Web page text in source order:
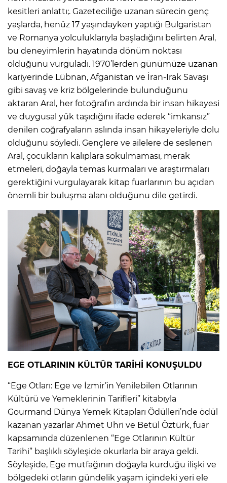
kesitleri anlattı;. Gazeteciliğe uzanan sürecin genç
yaşlarda, henüz 17 yaşındayken yaptığı Bulgaristan
ve Romanya yolculuklarıyla başladığını belirten Aral,
bu deneyimlerin hayatında dönüm noktası
olduğunu vurguladı. 1970’lerden günümüze uzanan
kariyerinde Lübnan, Afganistan ve İran-Irak Savaşı
gibi savaş ve kriz bölgelerinde bulunduğunu
aktaran Aral, her fotoğrafın ardında bir insan hikayesi
ve duygusal yük taşıdığını ifade ederek “imkansız”
denilen coğrafyaların aslında insan hikayeleriyle dolu
olduğunu söyledi. Gençlere ve ailelere de seslenen
Aral, çocukların kalıplara sokulmaması, merak
etmeleri, doğayla temas kurmaları ve araştırmaları
gerektiğini vurgulayarak kitap fuarlarının bu açıdan
önemli bir buluşma alanı olduğunu dile getirdi.
EGE OTLARININ KÜLTÜR TARİHİ KONUŞULDU
“Ege Otları: Ege ve İzmir’in Yenilebilen Otlarının
Kültürü ve Yemeklerinin Tarifleri” kitabıyla
Gourmand Dünya Yemek Kitapları Ödülleri’nde ödül
kazanan yazarlar Ahmet Uhri ve Betül Öztürk, fuar
kapsamında düzenlenen “Ege Otlarının Kültür
Tarihi” başlıklı söyleşide okurlarla bir araya geldi.
Söyleşide, Ege mutfağının doğayla kurduğu ilişki ve
bölgedeki otların gündelik yaşam içindeki yeri ele